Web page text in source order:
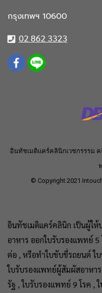
กรุงเทพฯ 10600
02 862 3323
อินทัชเมดิแคร์คลินิกเวชกรรรม
© Copyright 2021
อินทัชเมดิแคร์คลินิก เป็นผู้ใ
อาหาร ออกใบรับรองแพทย์
ต่อ , หรือทำใบขับขี่รถยนต์ ใ
ใบรับรองแพทย์ผู้สัมผัสอาหา
รัฐ , ใบรับรองแพทย์ 9 โรค ,